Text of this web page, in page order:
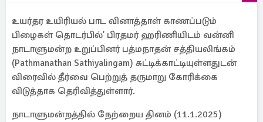
உயர்தர உயிரியல் பாட வினாத்தாள் காணப்படும்
பிழைகள் தொடர்பில்' பிரதமர் ஹரிணியிடம் வன்னி
நாடாளுமன்ற உறுப்பினர் பத்மநாதன் சத்தியலிங்கம்
(Pathmanathan Sathiyalingam) சுட்டிக்காட்டியுள்ளதுடன்
விரைவில் தீர்வை பெற்றுத் தருமாறு கோரிக்கை
விடுத்தாக தெரிவித்துள்ளார்.
நாடாளுமன்றத்தில் நேற்றைய தினம் (11.1.2025)